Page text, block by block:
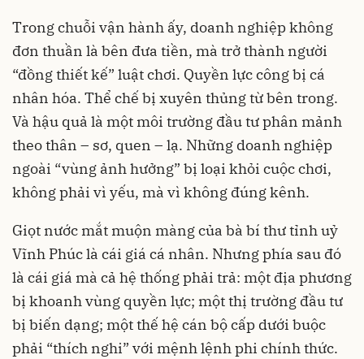
Trong chuỗi vận hành ấy, doanh nghiệp không
đơn thuần là bên đưa tiền, mà trở thành người
“đồng thiết kế” luật chơi. Quyền lực công bị cá
nhân hóa. Thể chế bị xuyên thủng từ bên trong.
Và hậu quả là một môi trường đầu tư phân mảnh
theo thân – sơ, quen – lạ. Những doanh nghiệp
ngoài “vùng ảnh hưởng” bị loại khỏi cuộc chơi,
không phải vì yếu, mà vì không đúng kênh.
Giọt nước mắt muộn màng của bà bí thư tỉnh uỷ
Vĩnh Phúc là cái giá cá nhân. Nhưng phía sau đó
là cái giá mà cả hệ thống phải trả: một địa phương
bị khoanh vùng quyền lực; một thị trường đầu tư
bị biến dạng; một thế hệ cán bộ cấp dưới buộc
phải “thích nghi” với mệnh lệnh phi chính thức.